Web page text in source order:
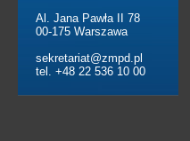
Al. Jana Pawła II 78
00-175 Warszawa
sekretariat@zmpd.pl
tel. +48 22 536 10 00